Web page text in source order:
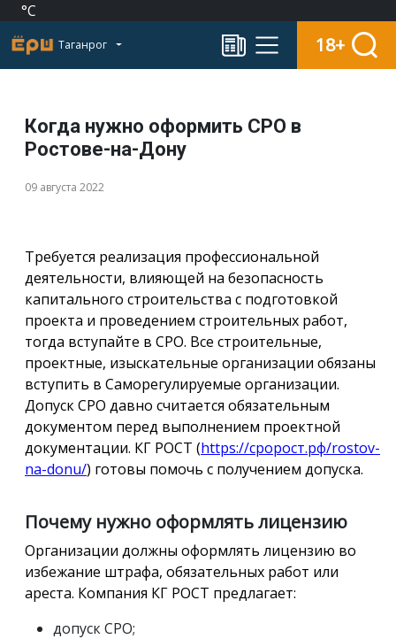
°C
Таганрог 18+
Когда нужно оформить СРО в
Ростове-на-Дону
09 августа 2022
Требуется реализация профессиональной
деятельности, влияющей на безопасность
капитального строительства с подготовкой
проекта и проведением строительных работ,
тогда вступайте в СРО. Все строительные,
проектные, изыскательные организации обязаны
вступить в Саморегулируемые организации.
Допуск СРО давно считается обязательным
документом перед выполнением проектной
документации. КГ РОСТ (https://сророст.рф/rostov-
na-donu/) готовы помочь с получением допуска.
Почему нужно оформлять лицензию
Организации должны оформлять лицензию во
избежание штрафа, обязательных работ или
ареста. Компания КГ РОСТ предлагает:
допуск СРО;